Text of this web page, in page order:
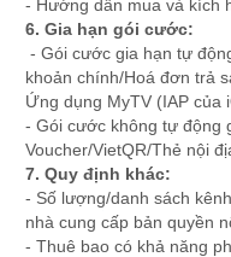
- Hướng dẫn mua và kích
6. Gia hạn gói cước:
- Gói cước gia hạn tự
khoản chính/Hoá đơn trả
Ứng dụng MyTV (IAP của
- Gói cước không tự động
Voucher/VietQR/Thẻ nội
7. Quy định khác:
- Số lượng/danh sách
nhà cung cấp bản quyền
- Thuê bao có khả năng